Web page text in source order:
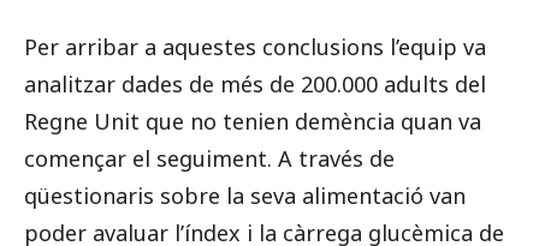
Per arribar a aquestes conclusions l’equip va
analitzar dades de més de 200.000 adults del
Regne Unit que no tenien demència quan va
començar el seguiment. A través de
qüestionaris sobre la seva alimentació van
poder avaluar l’índex i la càrrega glucèmica de